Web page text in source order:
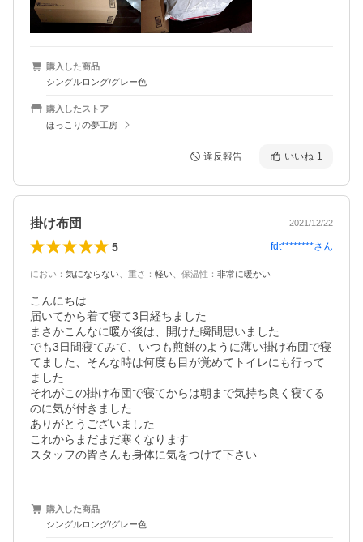
購入した商品
シングルロング/グレー色
購入したストア
ほっこりの夢工房
違反報告 いいね 1
掛け布団 2021/12/22
5 fdt********さん
におい ： 気にならない 重さ ： 軽い 保温性 ： 非常に暖かい
こんにちは
届いてから着て寝て3日経ちました
まさかこんなに暖か後は、開けた瞬間思いました
でも3日間寝てみて、いつも煎餅のように薄い掛け布団で寝
てました、そんな時は何度も目が覚めてトイレにも行って
ました
それがこの掛け布団で寝てからは朝まで気持ち良く寝てる
のに気が付きました
ありがとうございました
これからまだまだ寒くなります
スタッフの皆さんも身体に気をつけて下さい
購入した商品
シングルロング/グレー色